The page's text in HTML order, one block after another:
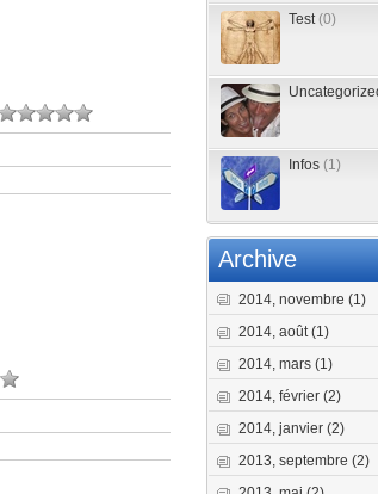
Test (0)
Infos (1)
Archive
2014, novembre (1)
2014, août(1)
2014, mars (1)
2014, février (2)
2014, janvier (2)
2013, septembre (2)